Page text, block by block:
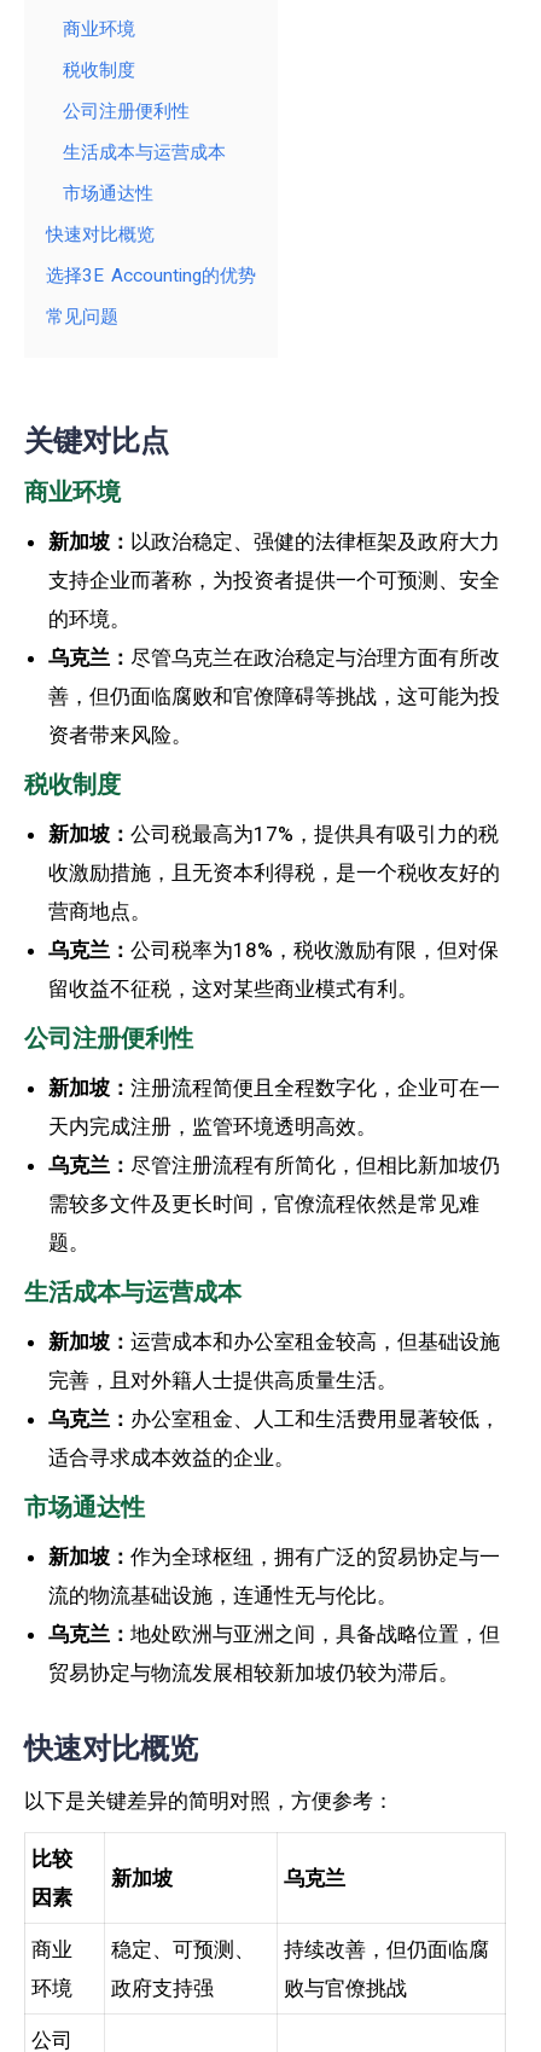
商业环境
税收制度
公司注册便利性
生活成本与运营成本
市场通达性
快速对比概览
选择3E Accounting的优势
常见问题
关键对比点
商业环境
新加坡： 以政治稳定、强健的法律框架及政府大力
支持企业而著称，为投资者提供一个可预测、安全
的环境。
乌克兰： 尽管乌克兰在政治稳定与治理方面有所改
善，但仍面临腐败和官僚障碍等挑战，这可能为投
资者带来风险。
税收制度
新加坡： 公司税最高为17%，提供具有吸引力的税
收激励措施，且无资本利得税，是一个税收友好的
营商地点。
乌克兰： 公司税率为18%，税收激励有限，但对保
留收益不征税，这对某些商业模式有利。
公司注册便利性
新加坡： 注册流程简便且全程数字化，企业可在一
天内完成注册，监管环境透明高效。
乌克兰： 尽管注册流程有所简化，但相比新加坡仍
需较多文件及更长时间，官僚流程依然是常见难
题。
生活成本与运营成本
新加坡： 运营成本和办公室租金较高，但基础设施
完善，且对外籍人士提供高质量生活。
乌克兰： 办公室租金、人工和生活费用显著较低，
适合寻求成本效益的企业。
市场通达性
新加坡： 作为全球枢纽，拥有广泛的贸易协定与一
流的物流基础设施，连通性无与伦比。
乌克兰： 地处欧洲与亚洲之间，具备战略位置，但
贸易协定与物流发展相较新加坡仍较为滞后。
快速对比概览
以下是关键差异的简明对照，方便参考：
比较
因素
新加坡 乌克兰
商业
环境
稳定、可预测、
政府支持强
持续改善，但仍面临腐
败与官僚挑战
公司